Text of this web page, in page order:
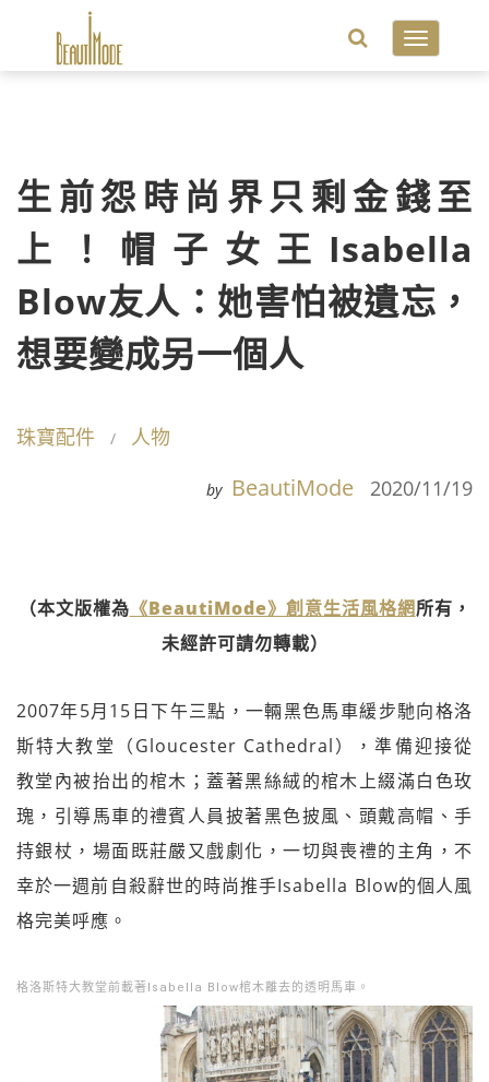
Toggle
生前怨時尚界只剩金錢至
上！帽子女王Isabella
Blow友人：她害怕被遺忘，
想要變成另一個人
珠寶配件 人物
by BeautiMode 2020/11/19
（本文版權為 《BeautiMode》創意生活風格網所有，
未經許可請勿轉載）
2007年5月15日下午三點，一輛黑色馬車緩步馳向格洛
斯特大教堂（Gloucester Cathedral），準備迎接從
教堂內被抬出的棺木；蓋著黑絲絨的棺木上綴滿白色玫
瑰，引導馬車的禮賓人員披著黑色披風、頭戴高帽、手
持銀杖，場面既莊嚴又戲劇化，一切與喪禮的主角，不
幸於一週前自殺辭世的時尚推手Isabella Blow的個人風
格完美呼應。
格洛斯特大教堂前載著Isabella Blow棺木離去的透明馬車。